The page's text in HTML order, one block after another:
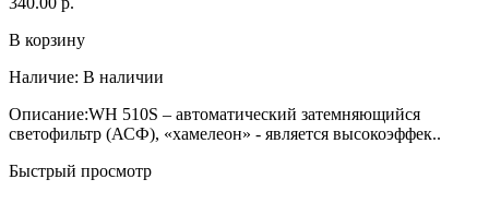
В корзину
Наличие: В наличии
Описание:WH 510S – автоматический затемняющийся
светофильтр (АСФ), «хамелеон» - является высокоэффек..
Быстрый просмотр